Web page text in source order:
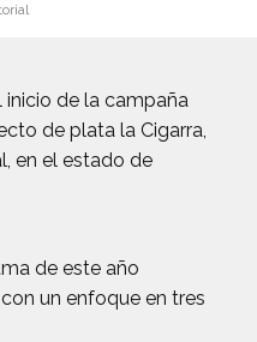
inicio de la campaña
de plata la Cigarra,
en el estado de
de este año
un enfoque en tres